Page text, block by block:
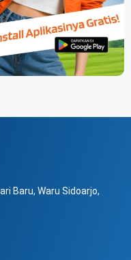
Baru, Waru Sidoarjo,